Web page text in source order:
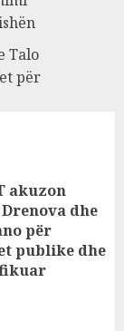
Talo
për
akuzon
dhe
për
publike dhe